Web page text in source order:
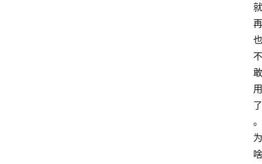
就
再
也
不
敢
用
了
。
为
啥